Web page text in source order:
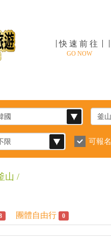
快速前往
GO NOW
可報名
山
團體自由行 0